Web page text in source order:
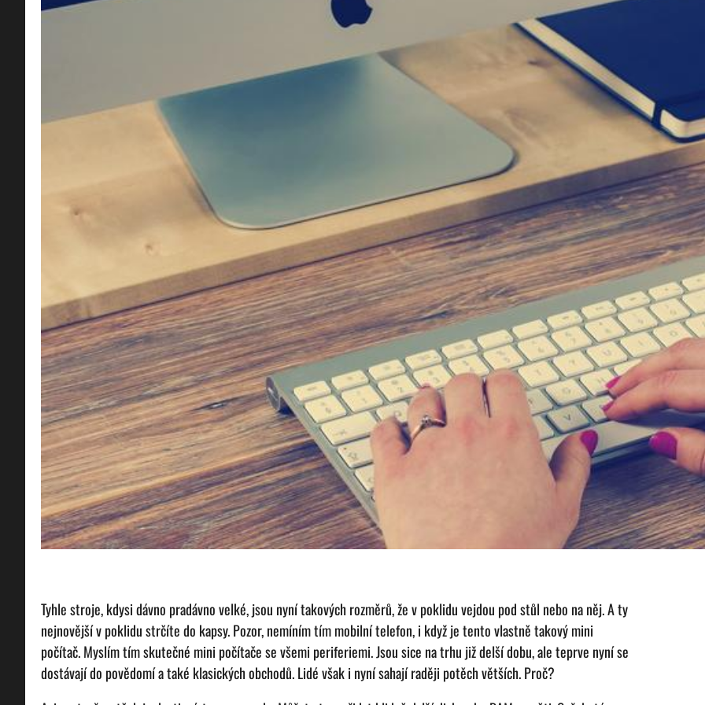
Tyhle stroje, kdysi dávno pradávno velké, jsou nyní takových rozměrů, že v poklidu vejdou pod stůl nebo na něj. A ty
nejnovější v poklidu strčíte do kapsy. Pozor, nemíním tím mobilní telefon, i když je tento vlastně takový mini
počítač. Myslím tím skutečné mini počítače se všemi periferiemi. Jsou sice na trhu již delší dobu, ale teprve nyní se
dostávají do povědomí a také klasických obchodů. Lidé však i nyní sahají raději potěch větších. Proč?